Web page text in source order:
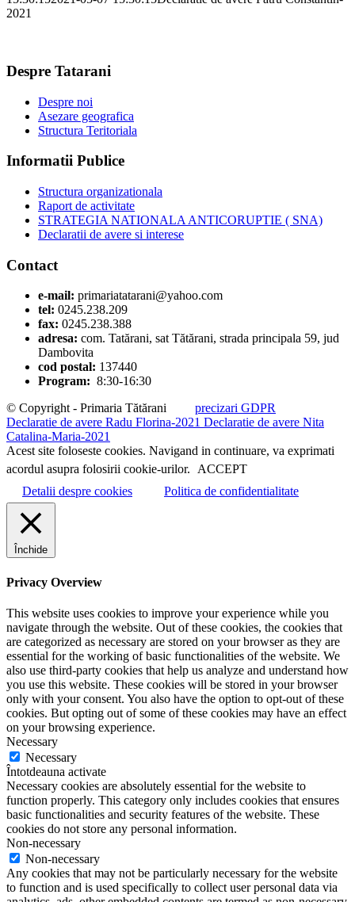
2021
Despre Tatarani
Despre noi
Asezare geografica
Structura Teritoriala
Informatii Publice
Structura organizationala
Raport de activitate
STRATEGIA NATIONALA ANTICORUPTIE ( SNA)
Declaratii de avere si interese
Contact
e-mail: primariatatarani@yahoo.com
tel: 0245.238.209
fax: 0245.238.388
adresa: com. Tatărani, sat Tătărani, strada principala 59, jud
Dambovita
cod postal: 137440
Program: 8:30-16:30
© Copyright - Primaria Tătărani precizari GDPR
Declaratie de avere Radu Florina-2021 Declaratie de avere Nita
Catalina-Maria-2021
Acest site foloseste cookies. Navigand in continuare, va exprimati
acordul asupra folosirii cookie-urilor. ACCEPT
Detalii despre cookies
Politica de confidentialitate
Închide
Privacy Overview
This website uses cookies to improve your experience while you
navigate through the website. Out of these cookies, the cookies that
are categorized as necessary are stored on your browser as they are
essential for the working of basic functionalities of the website. We
also use third-party cookies that help us analyze and understand how
you use this website. These cookies will be stored in your browser
only with your consent. You also have the option to opt-out of these
cookies. But opting out of some of these cookies may have an effect
on your browsing experience.
Necessary
Necessary
Întotdeauna activate
Necessary cookies are absolutely essential for the website to
function properly. This category only includes cookies that ensures
basic functionalities and security features of the website. These
cookies do not store any personal information.
Non-necessary
Non-necessary
Any cookies that may not be particularly necessary for the website
to function and is used specifically to collect user personal data via